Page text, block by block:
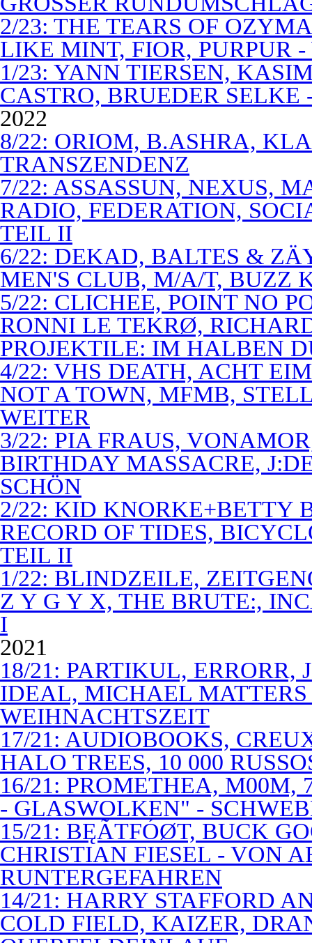
2/23: THE TEARS OF
LIKE MINT, FIOR, PURPUR
1/23: YANN TIERSEN,
CASTRO, BRUEDER SELKE
2022
8/22: ORIOM, B.ASHRA,
TRANSZENDENZ
7/22: ASSASSUN, NEXUS,
RADIO, FEDERATION,
TEIL II
6/22: DEKAD, BALTES &
MEN'S CLUB, M/A/T, BUZZ
5/22: CLICHEE, POINT NO
RONNI LE TEKRØ,
PROJEKTILE: IM HALBEN
4/22: VHS DEATH, ACHT
NOT A TOWN, MFMB,
WEITER
3/22: PIA FRAUS,
BIRTHDAY MASSACRE,
SCHÖN
2/22: KID KNORKE+BETTY
RECORD OF TIDES,
TEIL II
1/22: BLINDZEILE,
Z Y G Y X, THE BRUTE:,
I
2021
18/21: PARTIKUL,
IDEAL, MICHAEL
WEIHNACHTSZEIT
17/21: AUDIOBOOKS,
HALO TREES, 10 000
16/21: PROMETHEA, M00M,
- GLASWOLKEN" -
15/21: BĘÃTFÓØT, BUCK
CHRISTIAN FIESEL - VON
RUNTERGEFAHREN
14/21: HARRY STAFFORD
COLD FIELD, KAIZER,